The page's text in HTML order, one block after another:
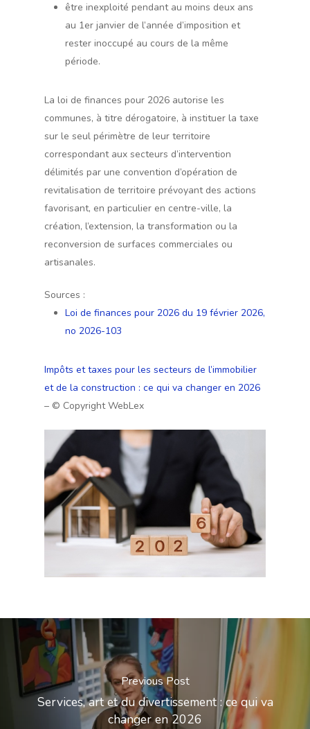
être inexploité pendant au moins deux ans
au 1er janvier de l’année d’imposition et
rester inoccupé au cours de la même
période.
La loi de finances pour 2026 autorise les
communes, à titre dérogatoire, à instituer la taxe
sur le seul périmètre de leur territoire
correspondant aux secteurs d’intervention
délimités par une convention d’opération de
revitalisation de territoire prévoyant des actions
favorisant, en particulier en centre-ville, la
création, l’extension, la transformation ou la
reconversion de surfaces commerciales ou
artisanales.
Sources :
Loi de finances pour 2026 du 19 février 2026,
no 2026-103
Impôts et taxes pour les secteurs de l’immobilier
et de la construction : ce qui va changer en 2026
– © Copyright WebLex
Previous Post
Services, art et du divertissement : ce qui va
changer en 2026